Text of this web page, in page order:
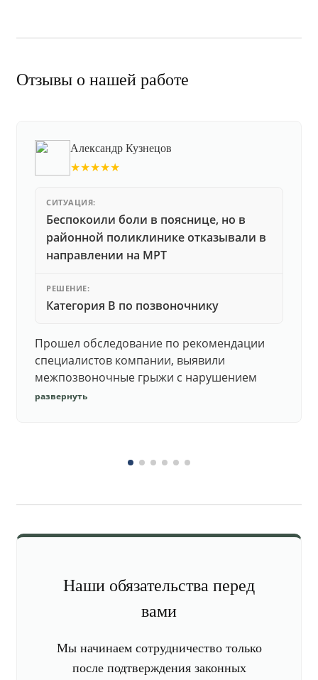
Отзывы о нашей работе
Александр Кузнецов
★★★★★
СИТУАЦИЯ:
Беспокоили боли в пояснице, но в
районной поликлинике отказывали в
направлении на МРТ
РЕШЕНИЕ:
Категория В по позвоночнику
Прошел обследование по рекомендации
специалистов компании, выявили
межпозвоночные грыжи с нарушением
функций. Юристы подготовили документы,
развернуть
Наши обязательства перед
вами
Мы начинаем сотрудничество только
после подтверждения законных